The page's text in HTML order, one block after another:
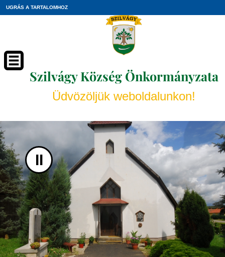
UGRÁS A TARTALOMHOZ
Szilvágy Község Önkormányzata
Üdvözöljük weboldalunkon!
II